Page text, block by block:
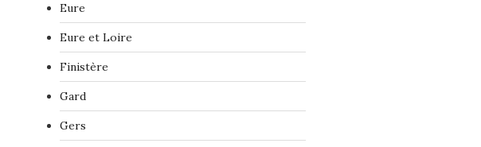
Eure
Eure et Loire
Finistère
Gard
Gers